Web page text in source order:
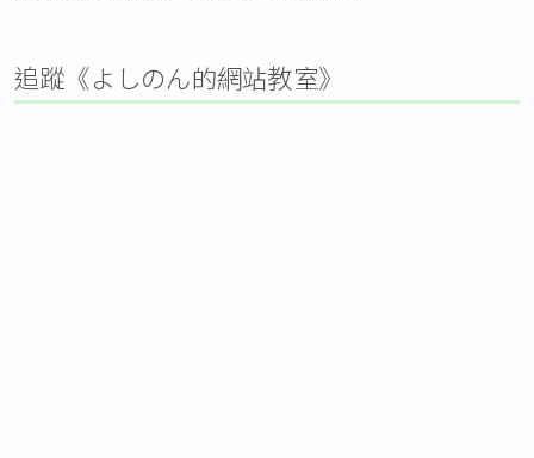
追蹤《よしのん的網站教室》